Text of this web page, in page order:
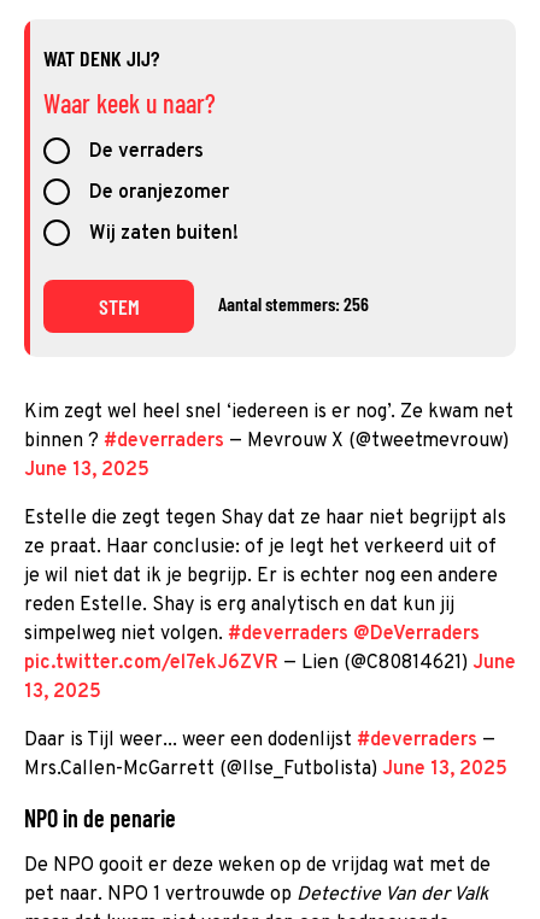
WAT DENK JIJ?
Waar keek u naar?
De verraders
De oranjezomer
Wij zaten buiten!
STEM Aantal stemmers: 256
Kim zegt wel heel snel ‘iedereen is er nog’. Ze kwam net
binnen ? #deverraders — Mevrouw X (@tweetmevrouw)
June 13, 2025
Estelle die zegt tegen Shay dat ze haar niet begrijpt als
ze praat. Haar conclusie: of je legt het verkeerd uit of
je wil niet dat ik je begrijp. Er is echter nog een andere
reden Estelle. Shay is erg analytisch en dat kun jij
simpelweg niet volgen. #deverraders @DeVerraders
pic.twitter.com/el7ekJ6ZVR — Lien (@C80814621) June
13, 2025
Daar is Tijl weer... weer een dodenlijst #deverraders —
Mrs.Callen-McGarrett (@Ilse_Futbolista) June 13, 2025
NPO in de penarie
De NPO gooit er deze weken op de vrijdag wat met de
pet naar. NPO 1 vertrouwde op Detective Van der Valk